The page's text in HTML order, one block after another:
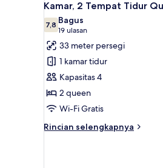
kamar
semua
foto
untuk
Kamar,
2
Tempat
Tidur
Queen
(View)
2
Kamar, 2 Tempat Tidur
7,87,8 dari 10
Bagus
19 ulasan
(19
ulasan)
33 meter persegi
1 kamar tidur
Kapasitas 4
2 queen
Wi-Fi Gratis
Rincian selengkapnya
Rincian